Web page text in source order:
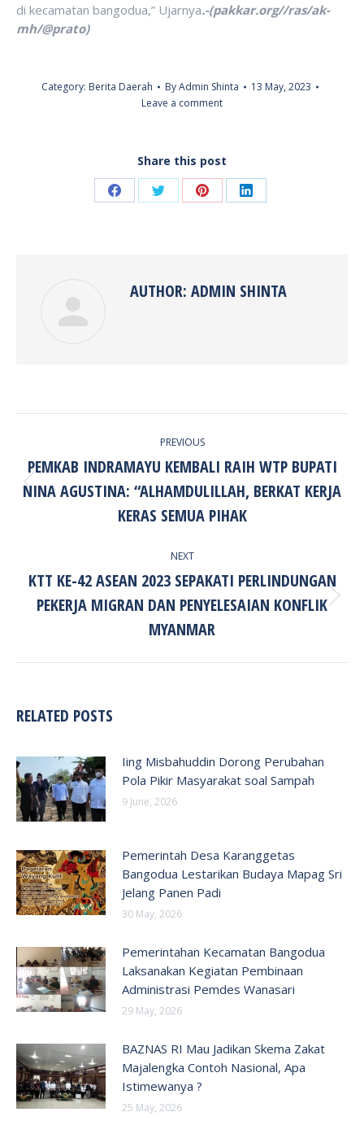
di kecamatan bangodua,” Ujarnya.-(pakkar.org//ras/ak-
mh/@prato)
Category: Berita Daerah ByAdmin Shinta
13 May, 2023
Leave a comment
Share this post
Share Share Share Share
AUTHOR: ADMIN SHINTA
PREVIOUS
Previous
post:
PEMKAB INDRAMAYU KEMBALI RAIH WTP BUPATI
NINA AGUSTINA: “ALHAMDULILLAH, BERKAT KERJA
KERAS SEMUA PIHAK
NEXT
Next
post:
KTT KE-42 ASEAN 2023 SEPAKATI PERLINDUNGAN
PEKERJA MIGRAN DAN PENYELESAIAN KONFLIK
MYANMAR
RELATED POSTS
Iing Misbahuddin Dorong Perubahan
Pola Pikir Masyarakat soal Sampah
9 June, 2026
Pemerintah Desa Karanggetas
Bangodua Lestarikan Budaya Mapag Sri
Jelang Panen Padi
30 May, 2026
Pemerintahan Kecamatan Bangodua
Laksanakan Kegiatan Pembinaan
Administrasi Pemdes Wanasari
29 May, 2026
BAZNAS RI Mau Jadikan Skema Zakat
Majalengka Contoh Nasional, Apa
Istimewanya ?
25 May, 2026